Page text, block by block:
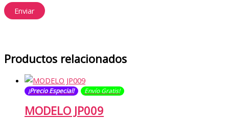
Productos relacionados
¡Precio Especial! Envío Gratis​​​!
MODELO JP009